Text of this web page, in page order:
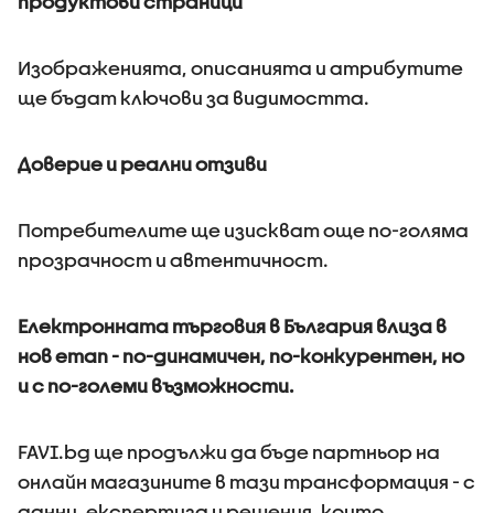
Изображенията, описанията и атрибутите
ще бъдат ключови за видимостта.
Доверие и реални отзиви
Потребителите ще изискват още по-голяма
прозрачност и автентичност.
Електронната търговия в България влиза в
нов етап - по-динамичен, по-конкурентен, но
и с по-големи възможности.
FAVI.bg ще продължи да бъде партньор на
онлайн магазините в тази трансформация - с